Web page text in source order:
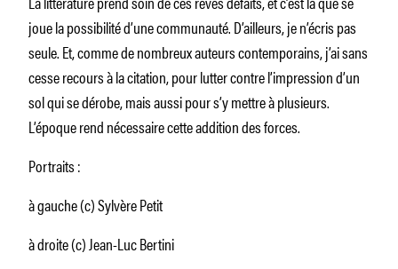
joue la possibilité d’une communauté. D’ailleurs, je n’écris pas
seule. Et, comme de nombreux auteurs contemporains, j’ai sans
cesse recours à la citation, pour lutter contre l’impression d’un
sol qui se dérobe, mais aussi pour s’y mettre à plusieurs.
L’époque rend nécessaire cette addition des forces.
Portraits :
à gauche (c) Sylvère Petit
à droite (c) Jean-Luc Bertini